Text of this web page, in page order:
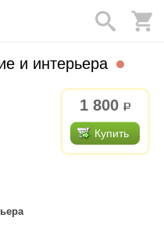
и интерьера
1 800 р.
Купить